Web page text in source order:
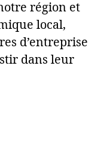
région et
local,
d’entreprise
dans leur